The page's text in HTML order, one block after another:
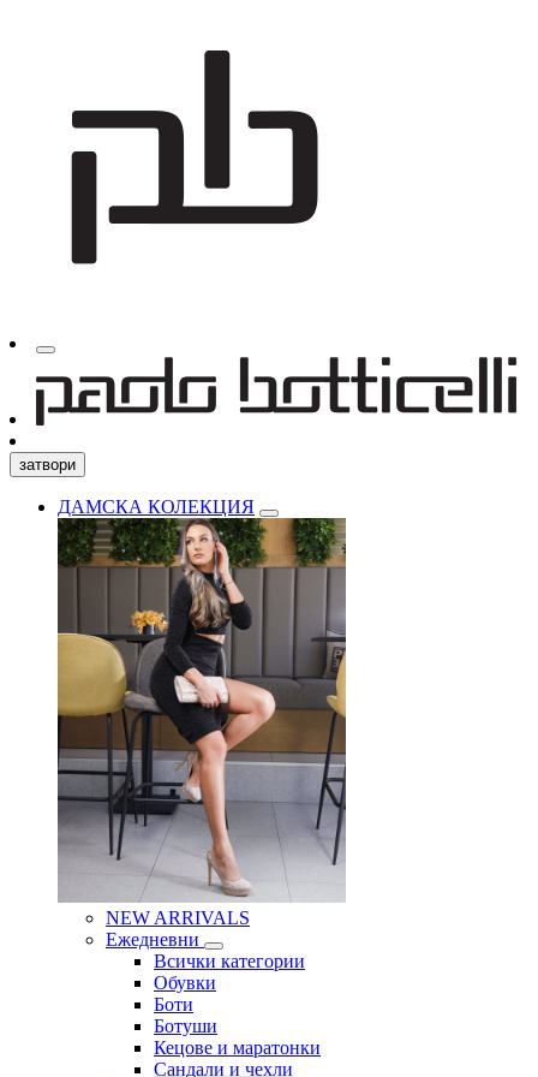
затвори
ДАМСКА КОЛЕКЦИЯ
NEW ARRIVALS
Ежедневни
Всички категории
Обувки
Боти
Ботуши
Кецове и маратонки
Сандали и чехли